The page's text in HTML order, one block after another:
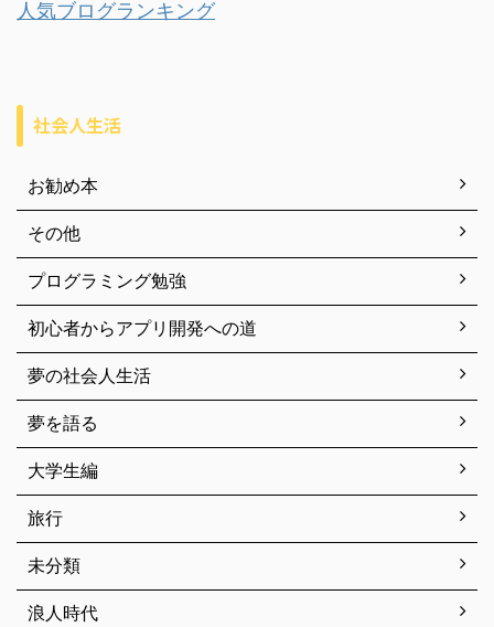
人気ブログランキング
社会人生活
お勧め本
その他
プログラミング勉強
初心者からアプリ開発への道
夢の社会人生活
夢を語る
大学生編
旅行
未分類
浪人時代